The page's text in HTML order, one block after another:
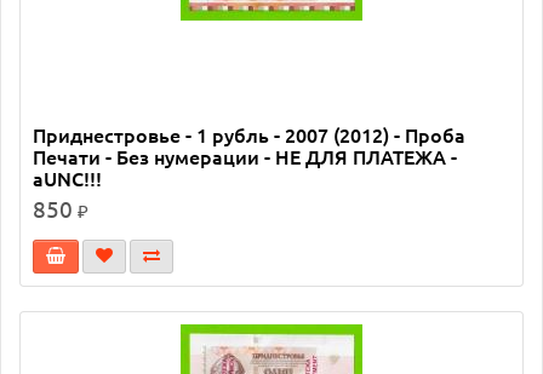
Приднестровье - 1 рубль - 2007 (2012) - Проба
Печати - Без нумерации - НЕ ДЛЯ ПЛАТЕЖА -
aUNC!!!
850 ₽